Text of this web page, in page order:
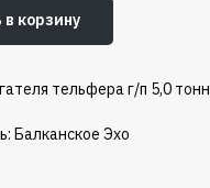
корзину
тельфера г/п 5,0 тонн
Балканское Эхо